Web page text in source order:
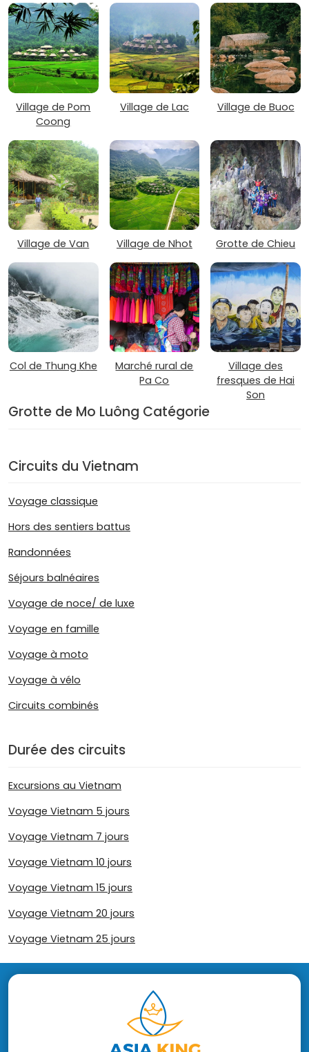
Village de Pom
Coong
Village de Lac Village de Buoc
Village de Van Village de Nhot Grotte de Chieu
Col de Thung Khe
Marché rural de
Pa Co
Village des
fresques de Hai
Son
Grotte de Mo Luông Catégorie
Circuits du Vietnam
Voyage classique
Hors des sentiers battus
Randonnées
Séjours balnéaires
Voyage de noce/ de luxe
Voyage en famille
Voyage à moto
Voyage à vélo
Circuits combinés
Durée des circuits
Excursions au Vietnam
Voyage Vietnam 5 jours
Voyage Vietnam 7 jours
Voyage Vietnam 10 jours
Voyage Vietnam 15 jours
Voyage Vietnam 20 jours
Voyage Vietnam 25 jours